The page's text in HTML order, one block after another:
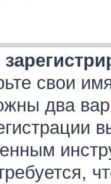
свои
два